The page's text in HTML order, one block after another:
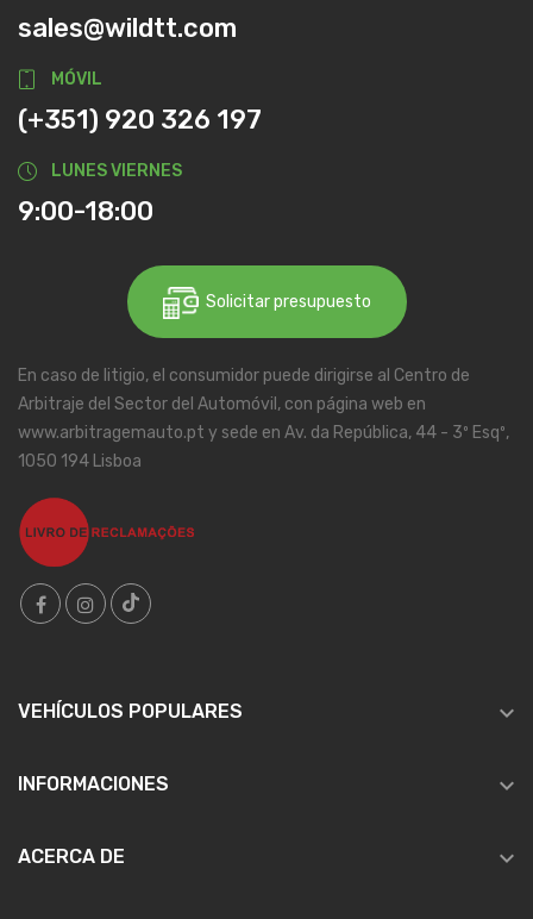
sales@wildtt.com
MÓVIL
(+351) 920 326 197
LUNES VIERNES
9:00-18:00
Solicitar presupuesto
En caso de litigio, el consumidor puede dirigirse al Centro de
Arbitraje del Sector del Automóvil, con página web en
www.arbitragemauto.pt y sede en Av. da República, 44 - 3º Esqº,
1050 194 Lisboa
VEHÍCULOS POPULARES 
INFORMACIONES 
ACERCA DE 